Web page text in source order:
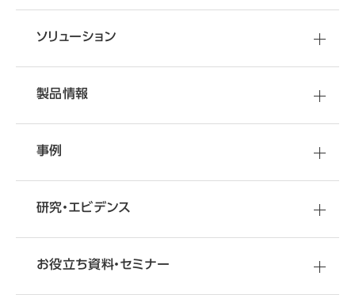
ソリューション
製品情報
事例
研究・エビデンス
お役立ち資料・セミナー